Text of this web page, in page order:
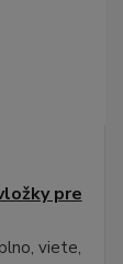
pre
viete,